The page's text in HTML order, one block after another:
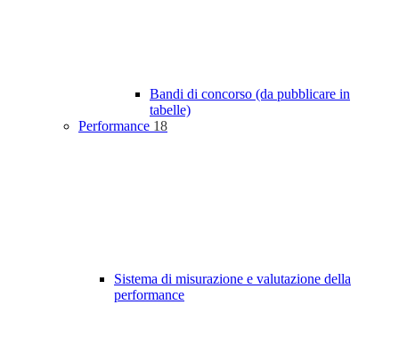
Bandi di concorso (da pubblicare in
tabelle)
Performance 18
Sistema di misurazione e valutazione della
performance